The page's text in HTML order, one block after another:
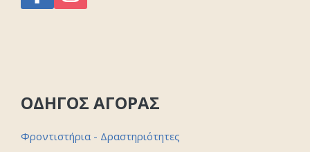
ΟΔΗΓΟΣ ΑΓΟΡΑΣ
Φροντιστήρια - Δραστηριότητες